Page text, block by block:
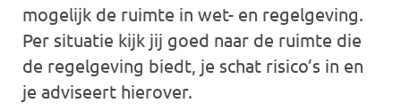
mogelijk de ruimte in wet- en regelgeving.
Per situatie kijk jij goed naar de ruimte die
de regelgeving biedt, je schat risico’s in en
je adviseert hierover.